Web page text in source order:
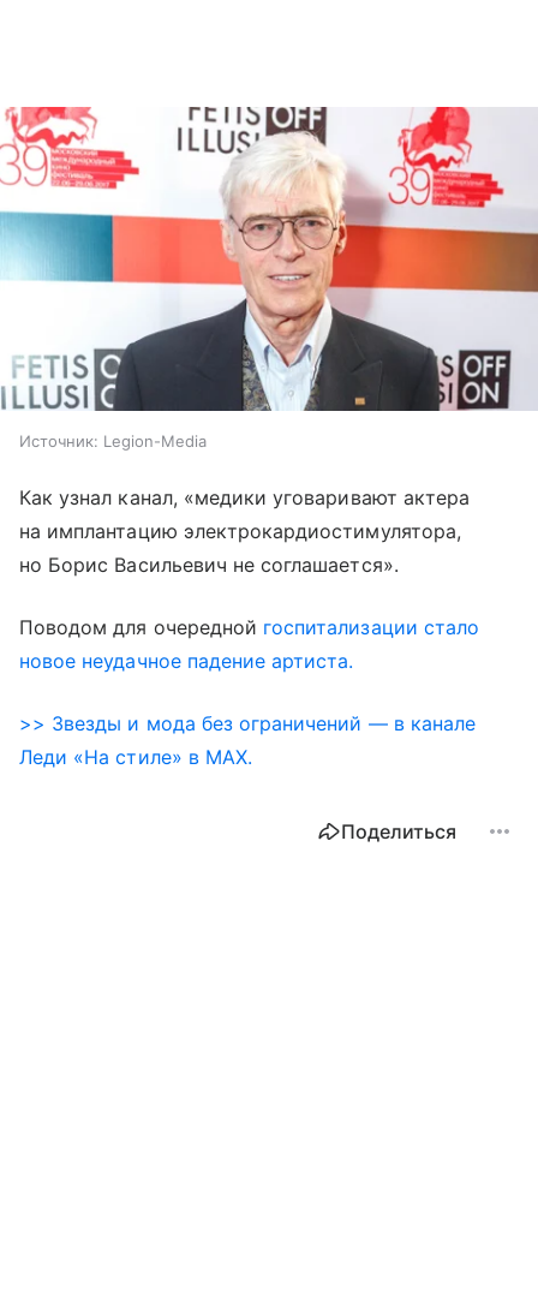
Источник: Legion-Media
Как узнал канал, «медики уговаривают актера
на имплантацию электрокардиостимулятора,
но Борис Васильевич не соглашается».
Поводом для очередной госпитализации стало
новое неудачное падение артиста.
>> Звезды и мода без ограничений — в канале
Леди «На стиле» в MAX.
Поделиться